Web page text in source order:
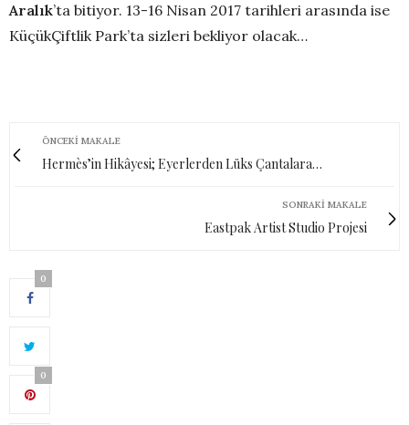
Aralık’ta bitiyor. 13-16 Nisan 2017 tarihleri arasında ise
KüçükÇiftlik Park’ta sizleri bekliyor olacak…
ÖNCEKI MAKALE
Hermès’in Hikâyesi; Eyerlerden Lüks Çantalara…
SONRAKI MAKALE
Eastpak Artist Studio Projesi
0
0